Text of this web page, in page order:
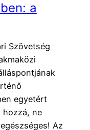
a
Szövetség
egyetért
hozzá, ne
Az